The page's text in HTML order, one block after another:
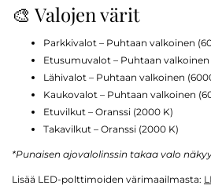
🎨 Valojen värit
Parkkivalot – Puhtaan valkoinen
Etusumuvalot – Puhtaan valkoinen
Lähivalot – Puhtaan valkoinen
Kaukovalot – Puhtaan valkoinen
Etuvilkut – Oranssi (2000 K)
Takavilkut – Oranssi (2000 K)
*Punaisen ajovalolinssin takaa valo
Lisää LED-polttimoiden värimaailmasta: